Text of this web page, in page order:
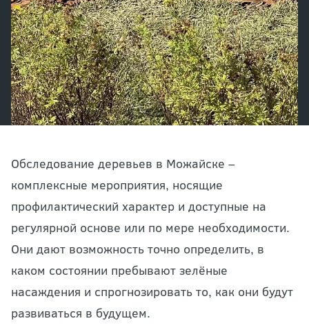
Обследование деревьев в Можайске –
комплексные мероприятия, носящие
профилактический характер и доступные на
регулярной основе или по мере необходимости.
Они дают возможность точно определить, в
каком состоянии пребывают зелёные
насаждения и спрогнозировать то, как они будут
развиваться в будущем.